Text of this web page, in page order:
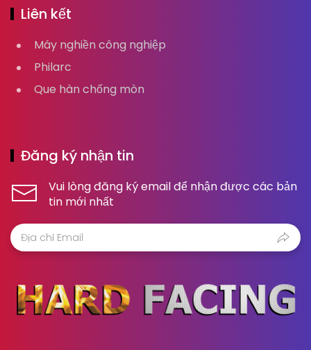
Liên kết
Máy nghiền công nghiệp
Philarc
Que hàn chống mòn
Đăng ký nhận tin
Vui lòng đăng ký email để nhận được các bản
tin mới nhất